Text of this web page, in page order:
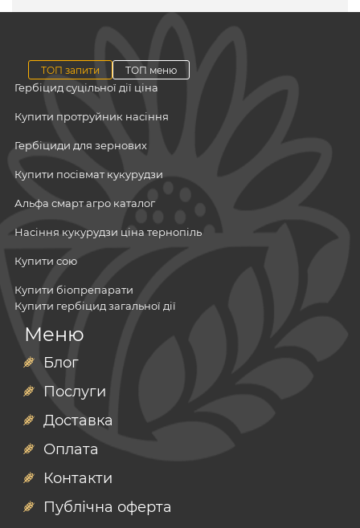
ТОП запити ТОП меню
Гербіцид суцільної дії ціна
Купити протруйник насіння
Гербіциди для зернових
Купити посівмат кукурудзи
Альфа смарт агро каталог
Насіння кукурудзи ціна тернопіль
Купити сою
Купити біопрепарати
Купити гербіцид загальної дії
Сульфат кальцію добриво
Сульфат магнію гранулированный
Гербіцид по кукурудзі
Протруйники ціна
Купити бактерії для сої
Азотно фосфорне калійне добриво
Комплексне мінеральне добриво
Посівний матеріал
Мінеральні добрива
Мікродобрива
Фунгіциди
Потруйники
Адʼюванти
Інокулянти
Посівний матеріал
соя
насіння соняшника
насіння кукурудзи вніс соняшник
Меню
Блог
Послуги
Доставка
Оплата
Контакти
Публічна оферта